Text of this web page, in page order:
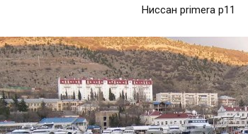
Ниссан primera p11